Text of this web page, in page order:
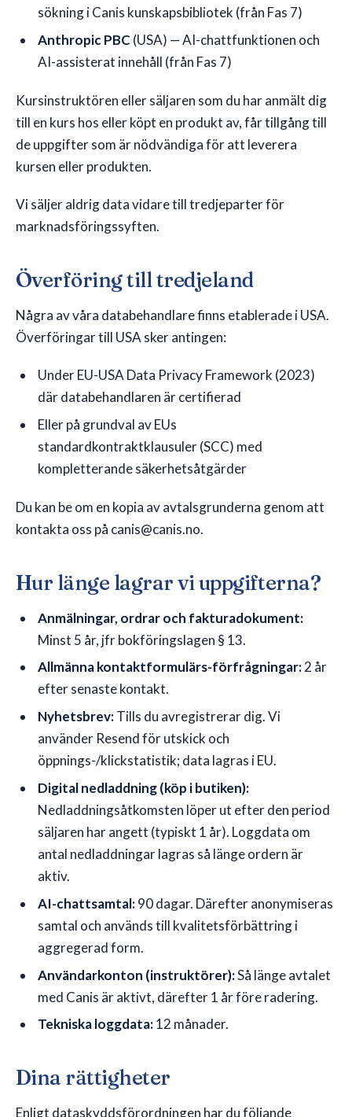
sökning i Canis kunskapsbibliotek (från Fas 7)
Anthropic PBC (USA) — AI-chattfunktionen och
AI-assisterat innehåll (från Fas 7)
Kursinstruktören eller säljaren som du har anmält dig
till en kurs hos eller köpt en produkt av, får tillgång till
de uppgifter som är nödvändiga för att leverera
kursen eller produkten.
Vi säljer aldrig data vidare till tredjeparter för
marknadsföringssyften.
Överföring till tredjeland
Några av våra databehandlare finns etablerade i USA.
Överföringar till USA sker antingen:
Under EU-USA Data Privacy Framework (2023)
där databehandlaren är certifierad
Eller på grundval av EUs
standardkontraktklausuler (SCC) med
kompletterande säkerhetsåtgärder
Du kan be om en kopia av avtalsgrunderna genom att
kontakta oss på canis@canis.no.
Hur länge lagrar vi uppgifterna?
Anmälningar, ordrar och fakturadokument:
Minst 5 år, jfr bokföringslagen § 13.
Allmänna kontaktformulärs-förfrågningar:2 år
efter senaste kontakt.
Nyhetsbrev:Tills du avregistrerar dig. Vi
använder Resend för utskick och
öppnings-/klickstatistik; data lagras i EU.
Digital nedladdning (köp i butiken):
Nedladdningsåtkomsten löper ut efter den period
säljaren har angett (typiskt 1 år). Loggdata om
antal nedladdningar lagras så länge ordern är
aktiv.
AI-chattsamtal:90 dagar. Därefter anonymiseras
samtal och används till kvalitetsförbättring i
aggregerad form.
Användarkonton (instruktörer):Så länge avtalet
med Canis är aktivt, därefter 1 år före radering.
Tekniska loggdata:12 månader.
Dina rättigheter
Enligt dataskyddsförordningen har du följande